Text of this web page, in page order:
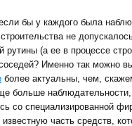
бы у каждого была
не
рутины (а ее в процессе
Именно так можно
более актуальны, чем,
больше
со специализированной
известную часть средств,